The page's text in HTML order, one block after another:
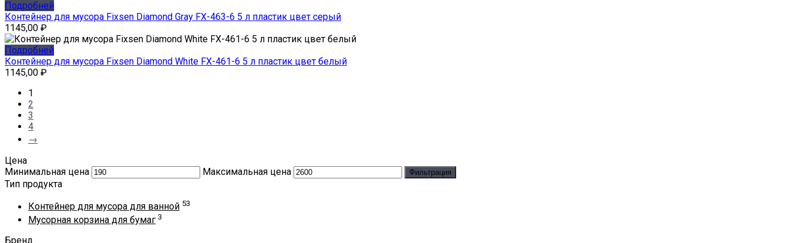
Подробней
Контейнер для мусора Fixsen Diamond Gray FX-463-6 5 л пластик цвет серый
1145,00 ₽
Подробней
Контейнер для мусора Fixsen Diamond White FX-461-6 5 л пластик цвет белый
1145,00 ₽
1
2
3
4
→
Цена
Минимальная цена
Максимальная цена Фильтрация
Тип продукта
Контейнер для мусора для ванной 53
Мусорная корзина для бумаг 3
Бренд